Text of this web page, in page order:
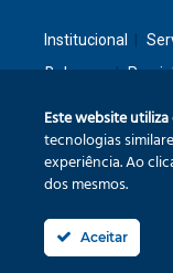
Institucional
Balanços
Rua: São José, 36 –
Fone/Fax: (48) 3626-
Este website
tecnologias
experiência. Ao
dos mesmos.
Aceitar